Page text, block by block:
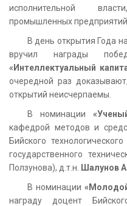
исполнительной
промышленных предприятий
В день открытия Года
вручил награды
«Интеллектуальный
очередной раз
открытий неисчерпаемы.
В номинации
кафедрой методов и
Бийского
государственного
Ползунова), д.т.н.
Шалунов
В номинации
награду доцент